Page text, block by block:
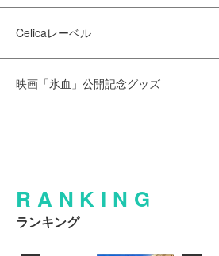
Celicaレーベル
映画「氷血」公開記念グッズ
RANKING
ランキング